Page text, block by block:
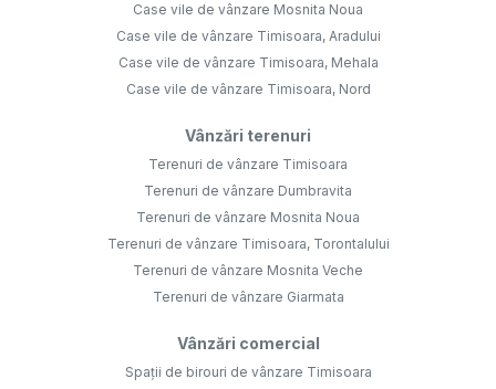
Case vile de vânzare Mosnita Noua
Case vile de vânzare Timisoara, Aradului
Case vile de vânzare Timisoara, Mehala
Case vile de vânzare Timisoara, Nord
Vânzări terenuri
Terenuri de vânzare Timisoara
Terenuri de vânzare Dumbravita
Terenuri de vânzare Mosnita Noua
Terenuri de vânzare Timisoara, Torontalului
Terenuri de vânzare Mosnita Veche
Terenuri de vânzare Giarmata
Vânzări comercial
Spații de birouri de vânzare Timisoara